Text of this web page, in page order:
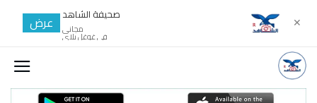
✕ صحيفة الشاهد
مجانى
في غوغل بلاي
عرض